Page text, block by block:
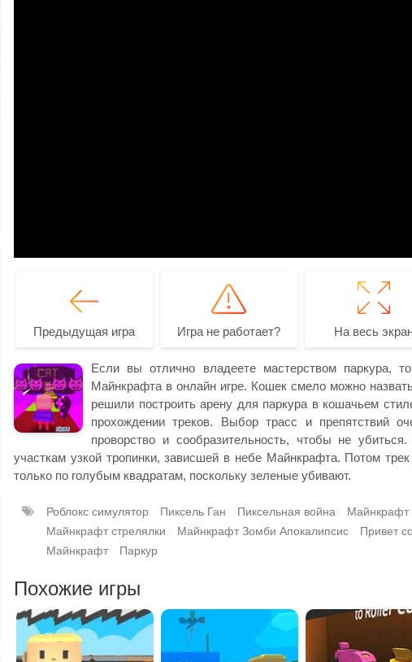
Предыдущая игра Игра не работает? На весь
Если вы отлично владеете мастерством паркура,
Майнкрафта в онлайн игре. Кошек смело можно
решили построить арену для паркура в кошачьем
прохождении треков. Выбор трасс и препятствий
проворство и сообразительность, чтобы не
участкам узкой тропинки, зависшей в небе Майнкрафта. Потом
только по голубым квадратам, поскольку зеленые убивают.
Роблокс симулятор Пиксель Ган Пиксельная война Майнкрафт
Майнкрафт стрелялки
Майнкрафт Зомби Апокалипсис Привет
Майнкрафт
Паркур
Похожие игры